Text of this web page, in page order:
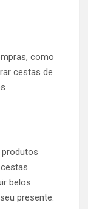
como
cestas de
belos
presente.